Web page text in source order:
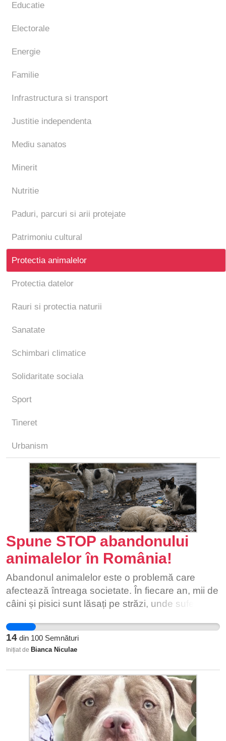
Educatie
Electorale
Energie
Familie
Infrastructura si transport
Justitie independenta
Mediu sanatos
Minerit
Nutritie
Paduri, parcuri si arii protejate
Patrimoniu cultural
Protectia animalelor
Protectia datelor
Rauri si protectia naturii
Sanatate
Schimbari climatice
Solidaritate sociala
Sport
Tineret
Urbanism
Spune STOP abandonului
animalelor în România!
Abandonul animalelor este o problemă care
afectează întreaga societate. În fiecare an, mii de
câini și pisici sunt lăsați pe străzi, unde suferă de
dintre ele nu supraviețuiesc, iar cele care rămân
ajung să trăiască în condiții foarte grele. Prin
această campanie îmi doresc să susțin măsuri
animalelor, precum înăsprirea sancțiunilor pentru
cei care le abandonează, extinderea programelor
de sterilizare și microcipare și promovarea
responsabilității față de animalele de companie.
Este important ca cât mai multe persoane să se
14 din 100 Semnături
Inițiat de Bianca Niculae